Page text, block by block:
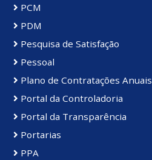
PCM
PDM
Pesquisa de Satisfação
Pessoal
Plano de Contratações Anuais
Portal da Controladoria
Portal da Transparência
Portarias
PPA